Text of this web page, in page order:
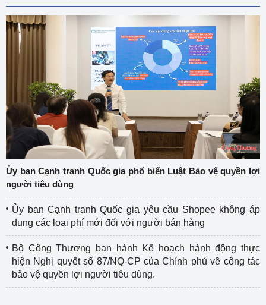
Ủy ban Cạnh tranh Quốc gia phổ biến Luật Bảo vệ quyền lợi
người tiêu dùng
Ủy ban Cạnh tranh Quốc gia yêu cầu Shopee không áp
dụng các loại phí mới đối với người bán hàng
Bộ Công Thương ban hành Kế hoạch hành động thực
hiện Nghị quyết số 87/NQ-CP của Chính phủ về công tác
bảo vệ quyền lợi người tiêu dùng.